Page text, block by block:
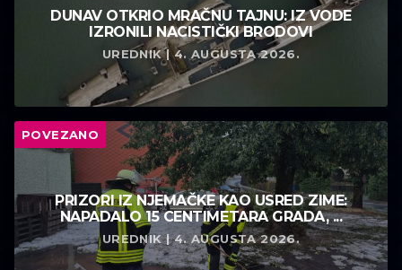
DUNAV OTKRIO MRAČNU TAJNU: IZ VODE
IZRONILI NACISTIČKI BRODOVI
UREDNIK | 4. AUGUSTA 2026.
POVEZANO
PRIZORI IZ NJEMAČKE KAO USRED ZIME:
NAPADALO 15 CENTIMETARA GRADA, ...
UREDNIK | 4. AUGUSTA 2026.